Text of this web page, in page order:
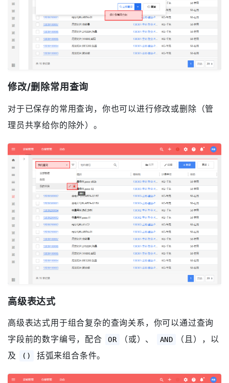
修改/删除常用查询
对于已保存的常用查询，你也可以进行修改或删除（管
理员共享给你的除外）。